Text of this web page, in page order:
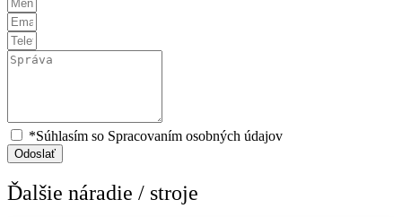
*Súhlasím so Spracovaním osobných údajov
Odoslať
Ďalšie náradie / stroje